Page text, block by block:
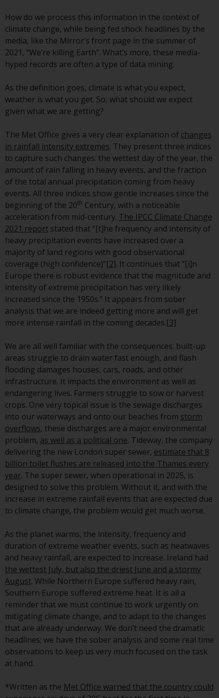
Zugang unterliegt lokalen
Beschränkungen
Obwohl Sie ein Land ausgewählt
haben, richtet sich diese Website
Gerichtsbarkeit und Sie betreten
eine globale Website. Auf dieser
Website erwähnte Produkte oder
gesetzlichen und behördlichen
Anforderungen und sind
möglicherweise nicht in allen
Gerichtsbarkeiten verfügbar. Auf
dieser Website erwähnte
Produkte oder Dienstleistungen
werden auf der Grundlage
bestimmter Registrierungen in
relevanten Gerichtsbarkeiten
gemäß den Europäischen
Richtlinien zur Koordinierung von
Gesetzen, Vorschriften und
Verwaltungsvorschriften in Bezug
auf Organismen für gemeinsame
Anlagen in Wertpapieren
(UCITS/OGAW) (Richtlinie
2009/65/EG ) und die Richtlinie
Investmentfonds (Richtlinie
2011/61/EU) sowie die
entsprechenden Regelungen, die
diese Regelungen in britisches
Recht umgesetzt und dann beim
Austritt des Vereinigten
Königreichs aus der Europäischen
Union ersetzt haben; es kann
jedoch zusätzliche Anforderungen
oder Formalitäten geben, die Ihre
Anlage verbieten.
Dementsprechend sind Sie
verpflichtet, sich über solche
Einschränkungen zu informieren
und diese zu beachten. Auf dieser
Dienstleistungen sind nur für den
Vertrieb in jenen
Gerichtsbarkeiten bestimmt, in
denen und an diejenigen
Personen, denen das Anbieten
solcher Produkte und
Dienstleistungen gestattet ist.
Informationen für Anleger in der
Dies ist ein Werbedokument.
How do we process this information in the context of
climate change, while being fed shock headlines by the
media, like the Mirror’s front page in the summer of
2021, “We’re killing Earth”. What’s more, these media-
hyped records are often a type of data mining.
As the definition goes, climate is what you expect,
weather is what you get. So, what should we expect
given what we are getting?
The Met Office gives a very clear explanation of changes
in rainfall intensity extremes. They present three indices
to capture such changes: the wettest day of the year, the
amount of rain falling in heavy events, and the fraction
of the total annual precipitation coming from heavy
events. All three indices show gentle increases since the
beginning of the 20th Century, with a noticeable
acceleration from mid-century. The IPCC Climate Change
2021 report stated that “[t]he frequency and intensity of
heavy precipitation events have increased over a
majority of land regions with good observational
coverage (high confidence)”[2]. It continues that “[i]n
Europe there is robust evidence that the magnitude and
intensity of extreme precipitation has very likely
increased since the 1950s.” It appears from sober
analysis that we are indeed getting more and will get
more intense rainfall in the coming decades.[3]
We are all well familiar with the consequences: built-up
areas struggle to drain water fast enough, and flash
flooding damages houses, cars, roads, and other
infrastructure. It impacts the environment as well as
endangering lives. Farmers struggle to sow or harvest
crops. One very topical issue is the sewage discharges
into our waterways and onto our beaches from storm
overflows, these discharges are a major environmental
problem, as well as a political one. Tideway, the company
delivering the new London super sewer, estimate that 8
billion toilet flushes are released into the Thames every
year. The super sewer, when operational in 2025, is
designed to solve this problem. Without it, and with the
increase in extreme rainfall events that are expected due
to climate change, the problem would get much worse.
As the planet warms, the intensity, frequency and
duration of extreme weather events, such as heatwaves
and heavy rainfall, are expected to increase. Ireland had
the wettest July, but also the driest June and a stormy
August. While Northern Europe suffered heavy rain,
Southern Europe suffered extreme heat. It is all a
reminder that we must continue to work urgently on
mitigating climate change, and to adapt to the changes
that are already underway. We don’t need the dramatic
headlines; we have the sober analysis and some real time
observations to keep us very much focused on the task
at hand.
*Written as the Met Office warned that the country could